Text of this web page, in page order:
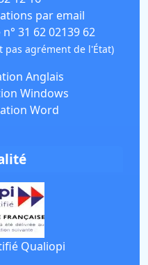
par email
31 62 02139 62
pas agrément de l'État)
Anglais
Windows
Word
Qualiopi